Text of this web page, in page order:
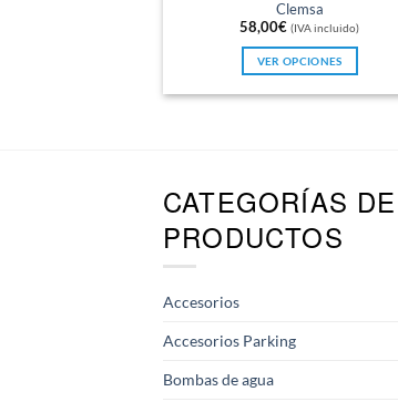
Clemsa
58,00€ (IVA incluido)
VER OPCIONES
Las
opciones
se
CATEGORÍAS DE
PRODUCTOS
Accesorios
Accesorios Parking
Bombas de agua